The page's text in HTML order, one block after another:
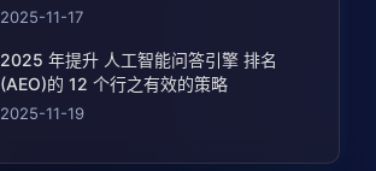
2025-11-17
2025 年提升 人工智能问答引擎 排名
(AEO)的 12 个行之有效的策略
2025-11-19